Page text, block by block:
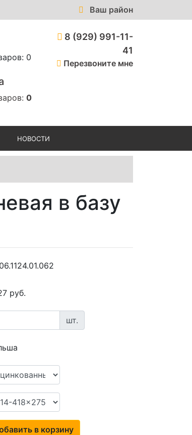
Ваш район
0
0
8 (929) 991-11-
41
Перезвоните мне
НОВОСТИ
в базу
руб.
шт.
в корзину